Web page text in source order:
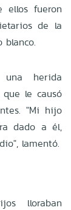
ellos fueron
de la
blanco.
una herida
le causó
"Mi hijo
dado a él,
lamentó.
lloraban